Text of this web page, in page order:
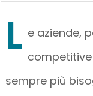
L e aziende,
sempre più